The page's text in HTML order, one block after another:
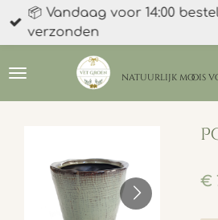
Ga
direct
de
natuurlijk moois
📦 Vandaag voor 14:00
verzonden
€